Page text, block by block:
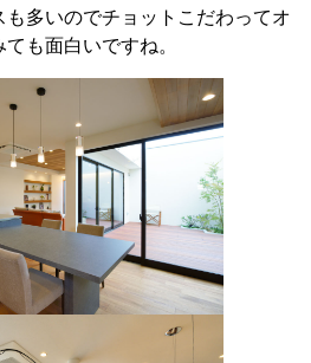
多いのでチョットこだわってオ
も面白いですね。